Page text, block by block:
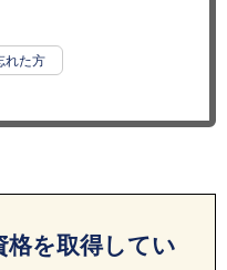
れた方
を取得してい